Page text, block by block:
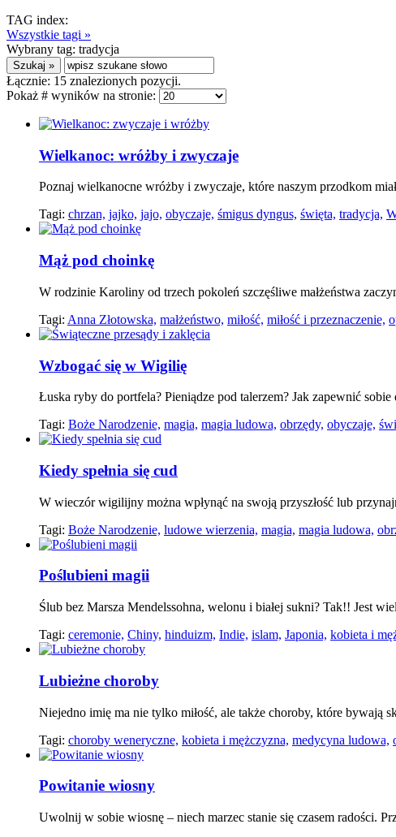
TAG index:
Wszystkie tagi »
Wybrany tag: tradycja
Łącznie: 15 znalezionych pozycji.
Pokaż # wyników na stronie:
Wielkanoc: wróżby i zwyczaje
Poznaj wielkanocne wróżby i zwyczaje, które naszym przodkom
Tagi: chrzan, jajko, jajo, obyczaje, śmigus dyngus, święta, tradycja,
Mąż pod choinkę
W rodzinie Karoliny od trzech pokoleń szczęśliwe małżeństwa
Tagi: Anna Złotowska, małżeństwo, miłość, miłość i przeznaczenie,
Wzbogać się w Wigilię
Łuska ryby do portfela? Pieniądze pod talerzem? Jak zapewnić
Tagi: Boże Narodzenie, magia, magia ludowa, obrzędy, obyczaje,
Kiedy spełnia się cud
W wieczór wigilijny można wpłynąć na swoją przyszłość lub
Tagi: Boże Narodzenie, ludowe wierzenia, magia, magia ludowa,
Poślubieni magii
Ślub bez Marsza Mendelssohna, welonu i białej sukni? Tak!! Jest
Tagi: ceremonie, Chiny, hinduizm, Indie, islam, Japonia, kobieta i
Lubieżne choroby
Niejedno imię ma nie tylko miłość, ale także choroby, które bywają
Tagi: choroby weneryczne, kobieta i mężczyzna, medycyna ludowa,
Powitanie wiosny
Uwolnij w sobie wiosnę – niech marzec stanie się czasem radości.